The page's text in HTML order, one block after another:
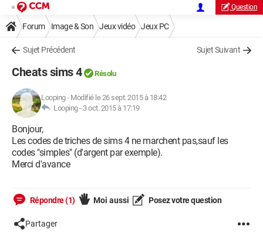
Question
Forum Image & Son Jeux vidéo Jeux PC
Sujet Précédent Sujet Suivant
Cheats sims 4 Résolu
Looping- Modifié le 26 sept. 2015 à 18:42
Looping - 3 oct. 2015 à 17:19
Bonjour,
Les codes de triches de sims 4 ne marchent pas,sauf les
codes "simples" (d'argent par exemple).
Merci d'avance
Répondre (1) Moi aussi Posez votre question
Partager